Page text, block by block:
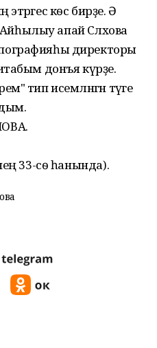
этәргес кѳс бирҙе. Ә
апай Сәләхова
директоры
донъя күрҙе.
тип исемләнгән тәүге
33-сѳ һанында).